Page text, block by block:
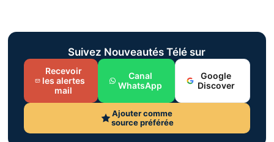
Suivez Nouveautés Télé sur
Recevoir
les alertes
mail
Canal
WhatsApp
Google
Discover
Ajouter comme
source préférée